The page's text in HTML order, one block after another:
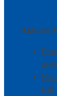
Aktuelle
Kill